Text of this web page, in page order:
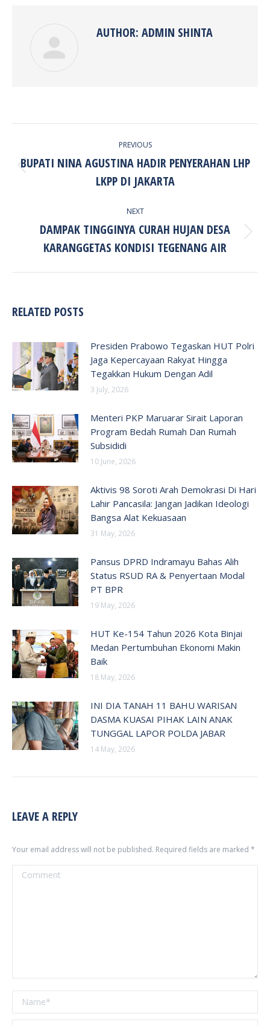
AUTHOR: ADMIN SHINTA
PREVIOUS
Previous
post:
BUPATI NINA AGUSTINA HADIR PENYERAHAN LHP
LKPP DI JAKARTA
NEXT
Next
post:
DAMPAK TINGGINYA CURAH HUJAN DESA
KARANGGETAS KONDISI TEGENANG AIR
RELATED POSTS
Presiden Prabowo Tegaskan HUT Polri
Jaga Kepercayaan Rakyat Hingga
Tegakkan Hukum Dengan Adil
3 July, 2026
Menteri PKP Maruarar Sirait Laporan
Program Bedah Rumah Dan Rumah
Subsididi
10 June, 2026
Aktivis 98 Soroti Arah Demokrasi Di Hari
Lahir Pancasila: Jangan Jadikan Ideologi
Bangsa Alat Kekuasaan
31 May, 2026
Pansus DPRD Indramayu Bahas Alih
Status RSUD RA & Penyertaan Modal
PT BPR
19 May, 2026
HUT Ke-154 Tahun 2026 Kota Binjai
Medan Pertumbuhan Ekonomi Makin
Baik
18 May, 2026
INI DIA TANAH 11 BAHU WARISAN
DASMA KUASAI PIHAK LAIN ANAK
TUNGGAL LAPOR POLDA JABAR
14 May, 2026
LEAVE A REPLY
Your email address will not be published. Required fields are marked *
Comment
Name *